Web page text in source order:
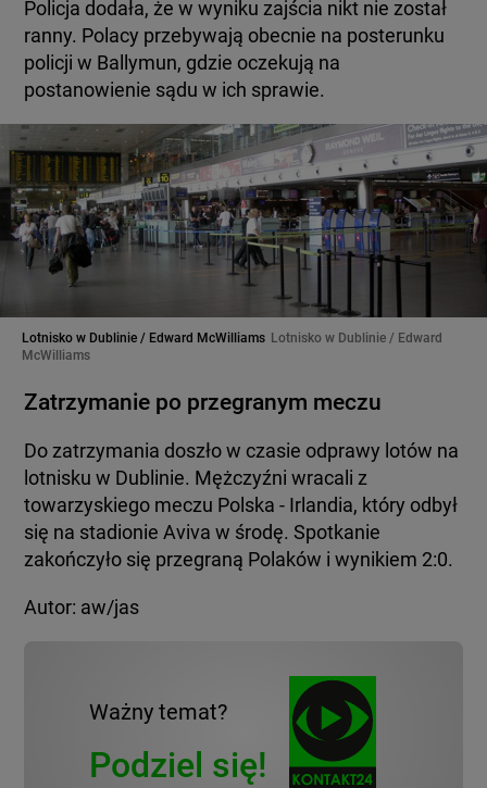
Policja dodała, że w wyniku zajścia nikt nie został
ranny. Polacy przebywają obecnie na posterunku
policji w Ballymun, gdzie oczekują na
postanowienie sądu w ich sprawie.
Lotnisko w Dublinie / Edward McWilliams Lotnisko w Dublinie / Edward
McWilliams
Zatrzymanie po przegranym meczu
Do zatrzymania doszło w czasie odprawy lotów na
lotnisku w Dublinie. Mężczyźni wracali z
towarzyskiego meczu Polska - Irlandia, który odbył
się na stadionie Aviva w środę. Spotkanie
zakończyło się przegraną Polaków i wynikiem 2:0.
Autor: aw/jas
Ważny temat?
Podziel się!